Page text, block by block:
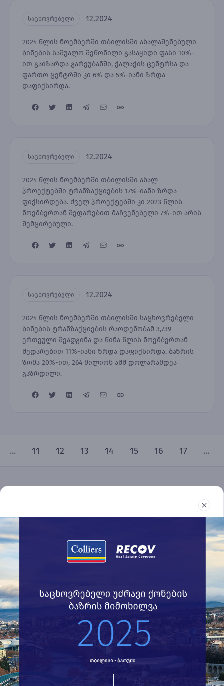
საცხოვრებელი 12.2024
2024 წლის ნოემბერში თბილისში ახალაშენებული
ბინების საშუალო შეწონილი გასაყიდი ფასი 10%-
ით გაიზარდა გარეუბანში, ქალაქის ცენტრსა და
ფართო ცენტრში კი 6% და 5%-იანი ზრდა
დაფიქსირდა.
საცხოვრებელი 12.2024
2024 წლის ნოემბერში თბილისში ახალ
პროექტებში ტრანზაქციების 17%-იანი ზრდა
ფიქსირდება. ძველ პროექტებში კი 2023 წლის
ნოემბერთან შედარებით მაჩვენებელი 7%-ით არის
შემცირებული.
საცხოვრებელი 12.2024
2024 წლის ნოემბერში თბილისში საცხოვრებელი
ბინების ტრანზაქციების რაოდენობამ 3,739
ერთეული შეადგინა და წინა წლის ნოემბერთან
შედარებით 11%-იანი ზრდა დაფიქსირდა. ბაზრის
ზომა 20%-ით, 264 მილიონ აშშ დოლარამდეა
გაზრდილი.
... 11 12 13 14 15 16 17 ...
რეპორტები